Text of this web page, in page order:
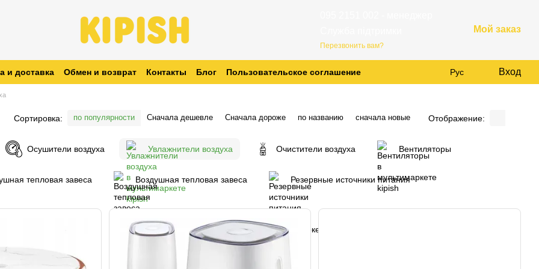
Перезвонить вам?
Мой заказ
и доставка Обмен и возврат Контакты Блог
Пользовательское соглашение
Рус Вход
Сортировка: по популярности Сначала дешевле Сначала дороже по названию сначала новые Отображение:
Осушители воздуха Увлажнители воздуха Очистители воздуха Вентиляторы
тепловая завеса Воздушная тепловая завеса Резервные источники питания